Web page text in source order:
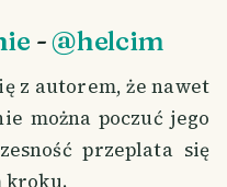
-@helcim
z autorem, że nawet
można poczuć jego
przeplata się